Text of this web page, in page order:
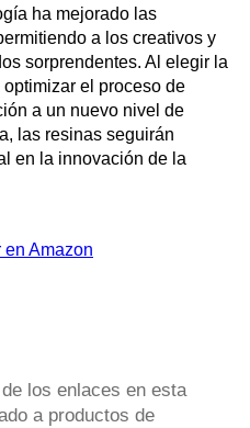
ha mejorado las
a los creativos y
sorprendentes. Al elegir la
el proceso de
a un nuevo nivel de
las resinas seguirán
en la innovación de la
los enlaces en esta
a productos de